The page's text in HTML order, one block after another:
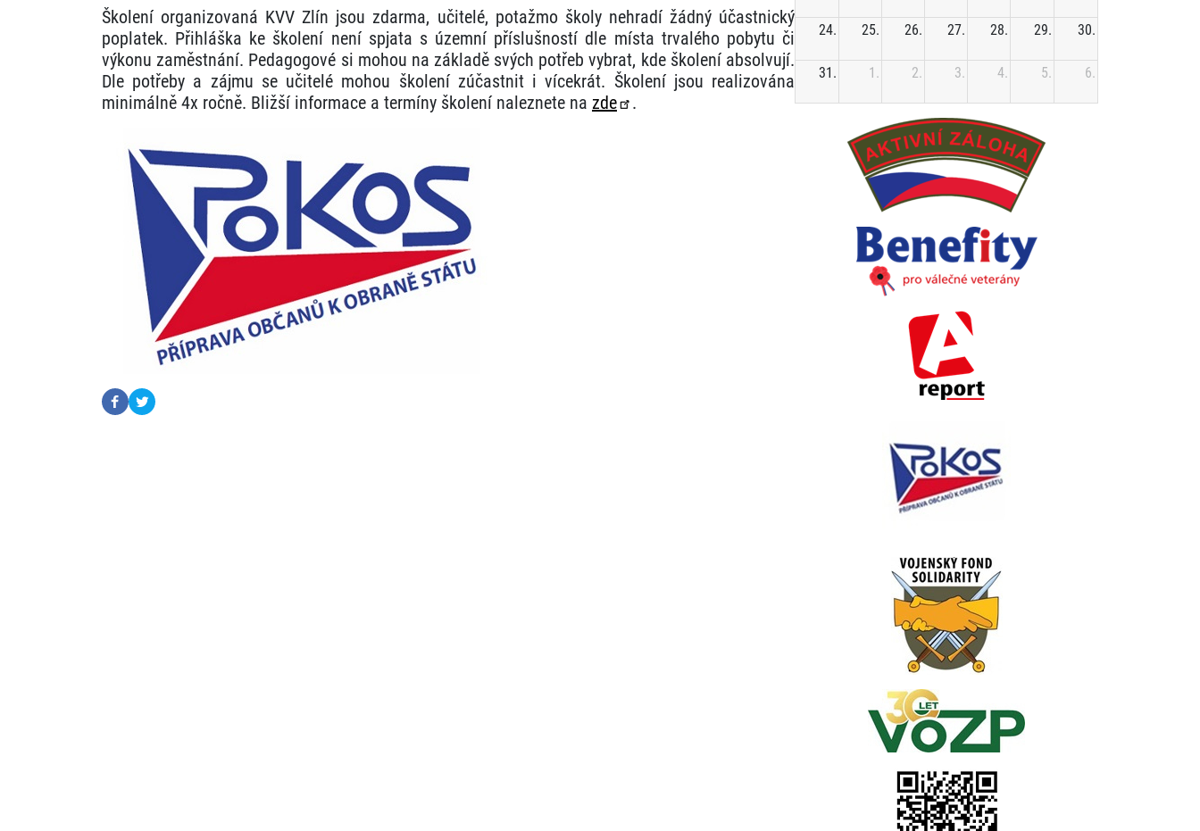
Školení organizovaná KVV Zlín jsou zdarma, učitelé, potažmo školy nehradí žádný účastnický
poplatek. Přihláška ke školení není spjata s územní příslušností dle místa trvalého pobytu či
výkonu zaměstnání. Pedagogové si mohou na základě svých potřeb vybrat, kde školení absolvují.
Dle potřeby a zájmu se učitelé mohou školení zúčastnit i vícekrát. Školení jsou realizována
minimálně 4x ročně. Bližší informace a termíny školení naleznete na zde .
24. 25. 26. 27. 28. 29. 30.
31. 1. 2. 3. 4. 5. 6.